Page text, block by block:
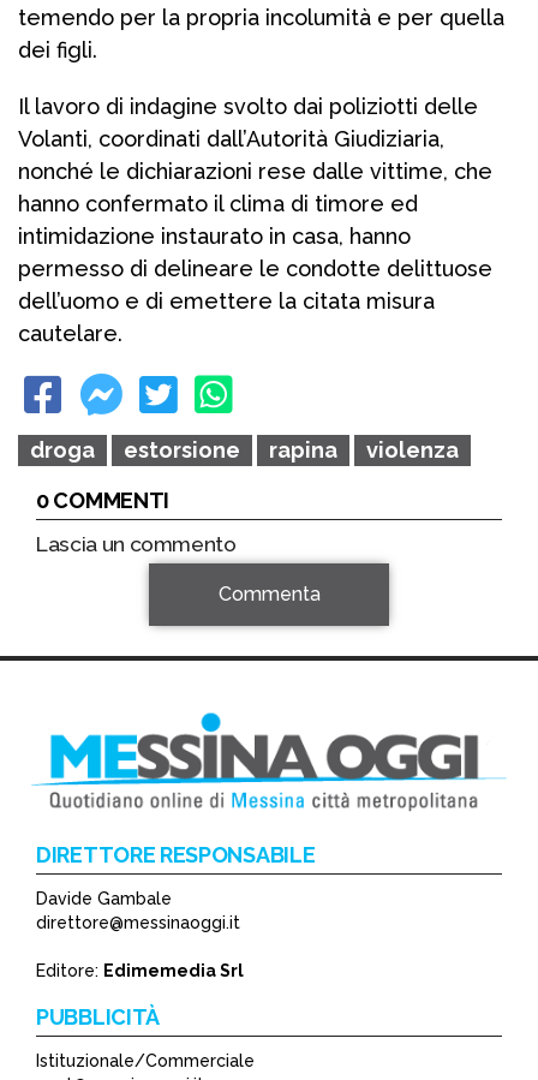
temendo per la propria incolumità e per quella
dei figli.
Il lavoro di indagine svolto dai poliziotti delle
Volanti, coordinati dall’Autorità Giudiziaria,
nonché le dichiarazioni rese dalle vittime, che
hanno confermato il clima di timore ed
intimidazione instaurato in casa, hanno
permesso di delineare le condotte delittuose
dell’uomo e di emettere la citata misura
cautelare.
droga estorsione rapina
violenza
0 COMMENTI
Lascia un commento
*
Commenta
DIRETTORE RESPONSABILE
Davide Gambale
direttore@messinaoggi.it
Editore: Edimemedia Srl
PUBBLICITÀ
Istituzionale/Commerciale